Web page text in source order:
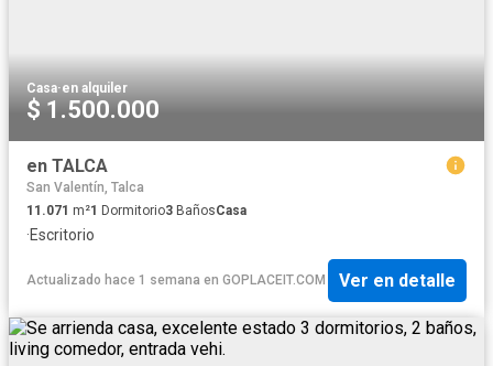
Casa·en alquiler
$ 1.500.000
en TALCA
San Valentín, Talca
11.071 m²1 Dormitorio3 BañosCasa
·Escritorio
Actualizado hace 1 semana en GOPLACEIT.COM Ver en detalle